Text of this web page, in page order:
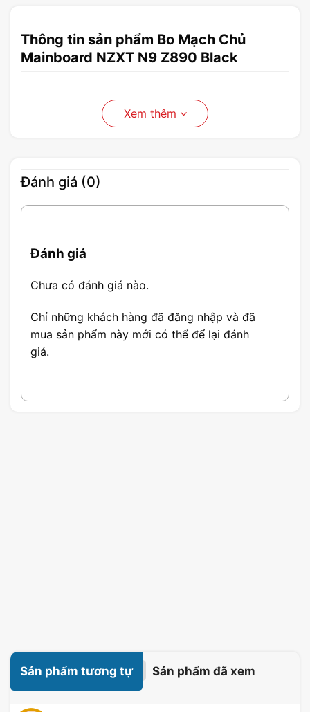
Thông tin sản phẩm Bo Mạch Chủ
Mainboard NZXT N9 Z890 Black
Xem thêm
Đánh giá (0)
Đánh giá
Chưa có đánh giá nào.
Chỉ những khách hàng đã đăng nhập và đã
mua sản phẩm này mới có thể để lại đánh
giá.
Sản phẩm tương tự Sản phẩm đã xem